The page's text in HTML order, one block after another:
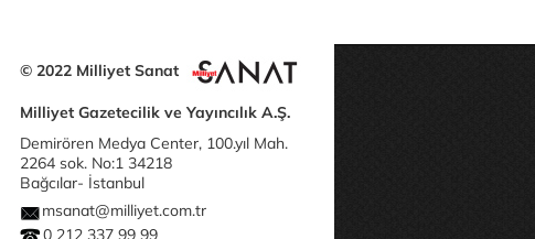
© 2022 Milliyet Sanat
Milliyet Gazetecilik ve Yayıncılık A.Ş.
Demirören Medya Center, 100.yıl Mah.
2264 sok. No:1 34218
Bağcılar- İstanbul
msanat@milliyet.com.tr
0 212 337 99 99